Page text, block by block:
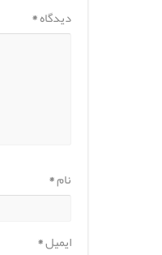
دیدگاه*
نام*
ایمیل*